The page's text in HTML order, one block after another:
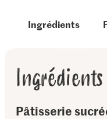
Ingrédients
Ingrédients
Pâtisserie